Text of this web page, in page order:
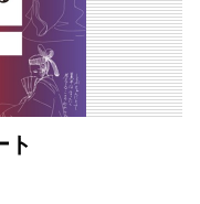
ト